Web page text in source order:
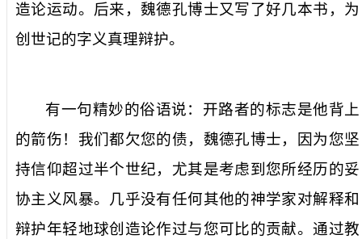
造论运动。后来，魏德孔博士又写了好几本书，为
创世记的字义真理辩护。
有一句精妙的俗语说：开路者的标志是他背上
的箭伤！我们都欠您的债，魏德孔博士，因为您坚
持信仰超过半个世纪，尤其是考虑到您所经历的妥
协主义风暴。几乎没有任何其他的神学家对解释和
辩护年轻地球创造论作过与您可比的贡献。通过教